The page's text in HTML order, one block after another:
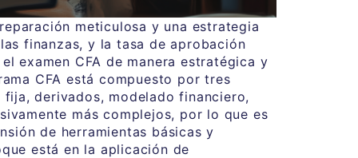
meticulosa y una estrategia
finanzas, y la tasa de aprobación
examen CFA de manera estratégica y
CFA está compuesto por tres
derivados, modelado financiero,
más complejos, por lo que es
de herramientas básicas y
está en la aplicación de